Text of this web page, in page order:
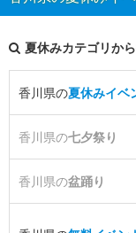
夏休みカテゴリか
香川県の夏休みイベ
香川県の七夕祭り
香川県の盆踊り